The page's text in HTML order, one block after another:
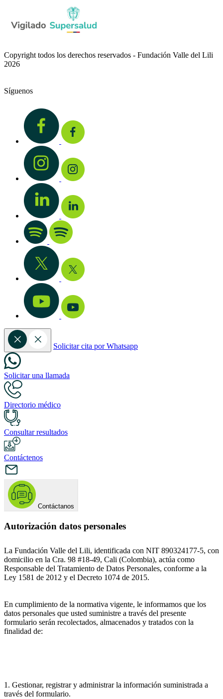
Copyright todos los derechos reservados - Fundación Valle del Lili
2026
Síguenos
Solicitar cita por Whatsapp
Solicitar una llamada
Directorio médico
Consultar resultados
Contáctenos
Contáctanos
Autorización datos personales
La Fundación Valle del Lili, identificada con NIT 890324177-5, con
domicilio en la Cra. 98 #18-49, Cali (Colombia), actúa como
Responsable del Tratamiento de Datos Personales, conforme a la
Ley 1581 de 2012 y el Decreto 1074 de 2015.
En cumplimiento de la normativa vigente, le informamos que los
datos personales que usted suministre a través del presente
formulario serán recolectados, almacenados y tratados con la
finalidad de:
1. Gestionar, registrar y administrar la información suministrada a
través del formulario.